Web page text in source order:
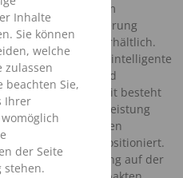
Inhalte
Sie können
welche
zulassen
beachten Sie,
Ihrer
der Seite
stehen.
Luftfederung, einem
mit Allradantrieb erhältlich.
Baureihe eine intelligente
Hundegang und
Die Antriebseinheit besteht
Motor und einer Leistung
bei den bisherigen
seitlich vorne positioniert.
Gewichtsverteilung auf der